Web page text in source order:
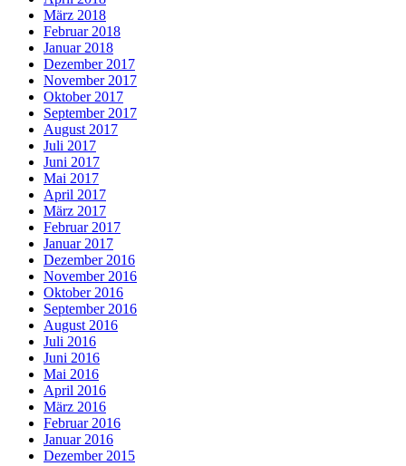
März 2018
Februar 2018
Januar 2018
Dezember 2017
November 2017
Oktober 2017
September 2017
August 2017
Juli 2017
Juni 2017
Mai 2017
April 2017
März 2017
Februar 2017
Januar 2017
Dezember 2016
November 2016
Oktober 2016
September 2016
August 2016
Juli 2016
Juni 2016
Mai 2016
April 2016
März 2016
Februar 2016
Januar 2016
Dezember 2015